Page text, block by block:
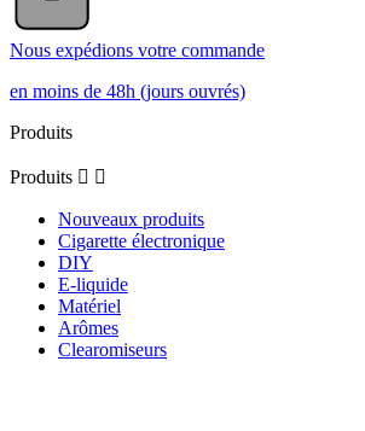
Nous expédions votre commande
en moins de 48h (jours ouvrés)
Produits
Produits  
Nouveaux produits
Cigarette électronique
DIY
E-liquide
Matériel
Arômes
Clearomiseurs